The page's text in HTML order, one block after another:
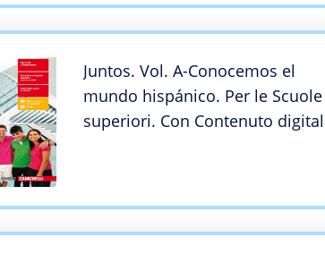
Juntos. Vol. A-Conocemos el
mundo hispánico. Per le Scuole
superiori. Con Contenuto